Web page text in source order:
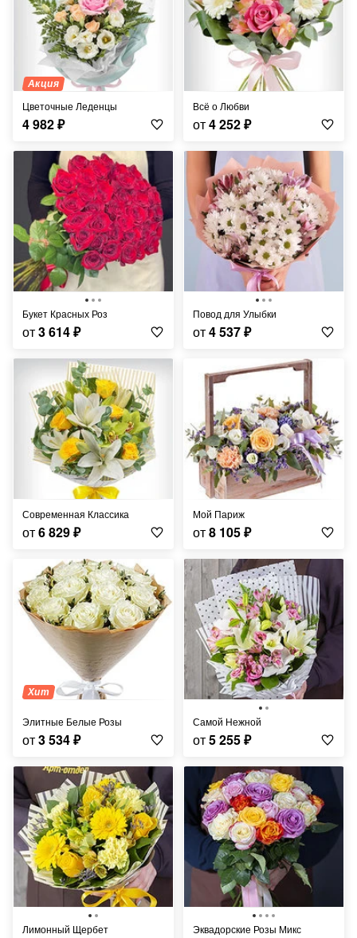
Акция
Цветочные Леденцы
4 982₽
Всё о Любви
от4 252₽
Букет Красных Роз
от3 614₽
Повод для Улыбки
от4 537₽
Современная Классика
от6 829₽
Мой Париж
от8 105₽
Хит
Элитные Белые Розы
от3 534₽
Самой Нежной
от5 255₽
Лимонный Щербет Эквадорские Розы Микс